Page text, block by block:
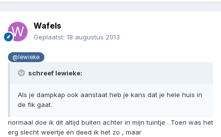
Wafels
Geplaatst: 18 augustus 2013
@lewieke
schreef lewieke:
Als je dampkap ook aanstaat heb je kans dat je hele huis in
de fik gaat.
normaal doe ik dit altijd buiten achter in mijn tuintje . Toen was het
erg slecht weertje en deed ik het zo , maar